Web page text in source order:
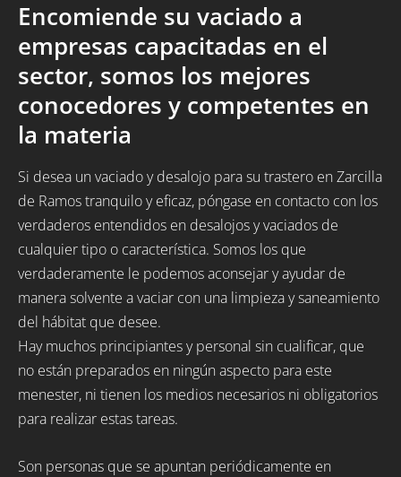
Encomiende su vaciado a
empresas capacitadas en el
sector, somos los mejores
conocedores y competentes en
la materia
Si desea un vaciado y desalojo para su trastero en Zarcilla
de Ramos tranquilo y eficaz, póngase en contacto con los
verdaderos entendidos en desalojos y vaciados de
cualquier tipo o característica. Somos los que
verdaderamente le podemos aconsejar y ayudar de
manera solvente a vaciar con una limpieza y saneamiento
del hábitat que desee.
Hay muchos principiantes y personal sin cualificar, que
no están preparados en ningún aspecto para este
menester, ni tienen los medios necesarios ni obligatorios
para realizar estas tareas.
Son personas que se apuntan periódicamente en